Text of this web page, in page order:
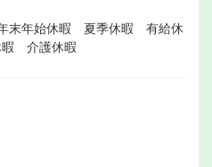
年始休暇 夏季休暇 有給休
介護休暇